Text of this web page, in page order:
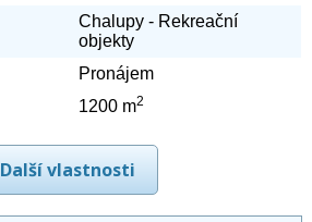
Chalupy - Rekreační
objekty
Pronájem
1200 m2
Další vlastnosti